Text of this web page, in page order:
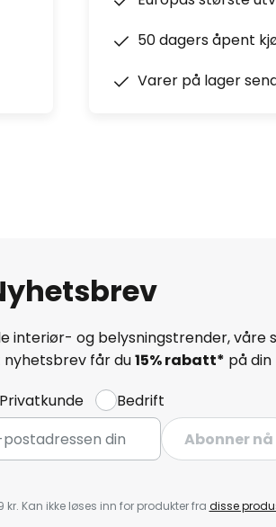
50 dagers åpent
Varer på lager
interiør- og belysningstrender, våre
får du15% rabatt* på
Privatkunde
Bedrift
Abonner nå
Kan ikke løses inn for produkter fra disse